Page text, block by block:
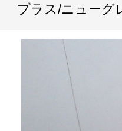
プラス/ニューグ